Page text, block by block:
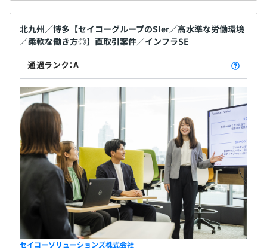
北九州／博多【セイコーグループのSIer／高水準な労働環境
／柔軟な働き方◎】直取引案件／インフラSE
通過ランク：A
セイコーソリューションズ株式会社